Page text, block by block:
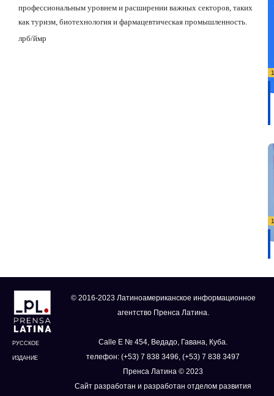
профессиональным уровнем и расширении важных секторов, таких
как туризм, биотехнология и фармацевтическая промышленность.
лрб/ймр
РУССКОЕ
ИЗДАНИЕ
© 2016-2023 Латиноамериканское информационное
агентство Пренса Латина.
Calle E № 454, Ведадо, Гавана, Куба.
телефон: (+53) 7 838 3496, (+53) 7 838 3497
Пренса Латина © 2023
Сайт разработан и разработан отделом развития